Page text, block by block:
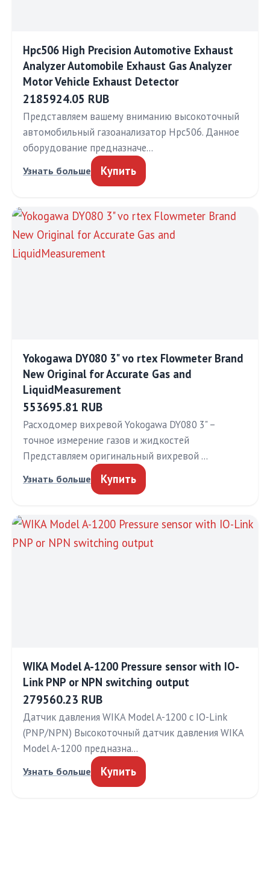
Hpc506 High Precision Automotive Exhaust
Analyzer Automobile Exhaust Gas Analyzer
Motor Vehicle Exhaust Detector
2185924.05 RUB
Представляем вашему вниманию высокоточный
автомобильный газоанализатор Hpc506. Данное
оборудование предназначе…
Узнать больше Купить
Yokogawa DY080 3" vo rtex Flowmeter Brand
New Original for Accurate Gas and
LiquidMeasurement
553695.81 RUB
Расходомер вихревой Yokogawa DY080 3" –
точное измерение газов и жидкостей
Представляем оригинальный вихревой …
Узнать больше Купить
WIKA Model A-1200 Pressure sensor with IO-
Link PNP or NPN switching output
279560.23 RUB
Датчик давления WIKA Model A-1200 с IO-Link
(PNP/NPN) Высокоточный датчик давления WIKA
Model A-1200 предназна…
Узнать больше Купить